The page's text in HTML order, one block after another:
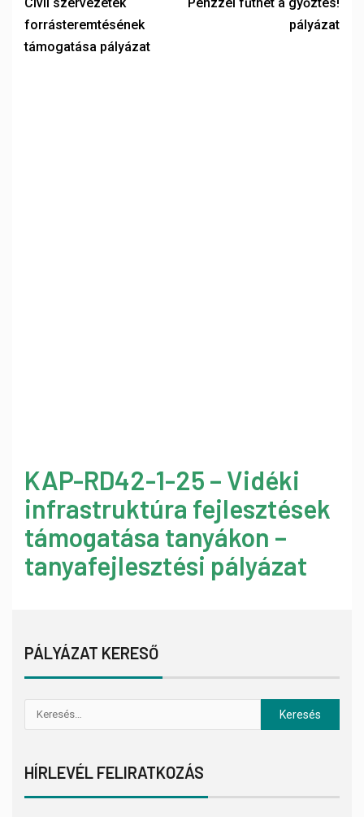
forrásteremtésének
támogatása pályázat
pályázat
KAP-RD42-1-25 – Vidéki
infrastruktúra fejlesztések
támogatása tanyákon –
tanyafejlesztési pályázat
PÁLYÁZAT KERESŐ
HÍRLEVÉL FELIRATKOZÁS